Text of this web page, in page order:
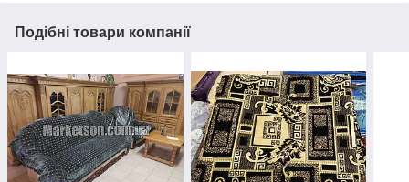
Подібні товари компанії